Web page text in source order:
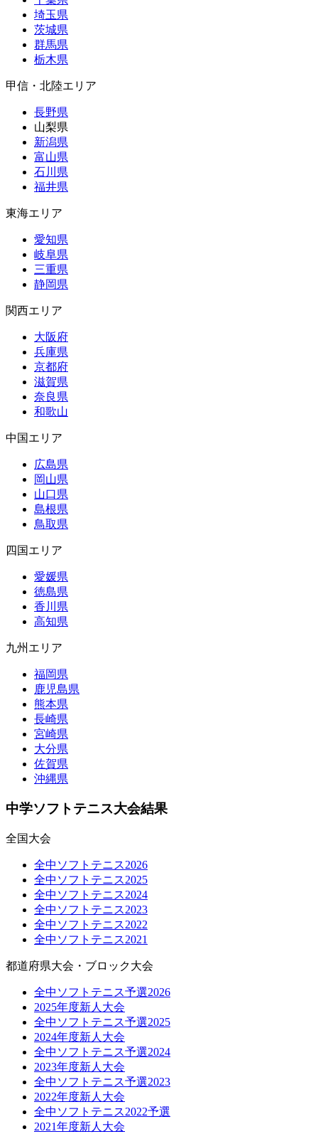
埼玉県
茨城県
群馬県
栃木県
甲信・北陸エリア
長野県
山梨県
新潟県
富山県
石川県
福井県
東海エリア
愛知県
岐阜県
三重県
静岡県
関西エリア
大阪府
兵庫県
京都府
滋賀県
奈良県
和歌山
中国エリア
広島県
岡山県
山口県
島根県
鳥取県
四国エリア
愛媛県
徳島県
香川県
高知県
九州エリア
福岡県
鹿児島県
熊本県
長崎県
宮崎県
大分県
佐賀県
沖縄県
中学ソフトテニス大会結果
全国大会
全中ソフトテニス2026
全中ソフトテニス2025
全中ソフトテニス2024
全中ソフトテニス2023
全中ソフトテニス2022
全中ソフトテニス2021
都道府県大会・ブロック大会
全中ソフトテニス予選2026
2025年度新人大会
全中ソフトテニス予選2025
2024年度新人大会
全中ソフトテニス予選2024
2023年度新人大会
全中ソフトテニス予選2023
2022年度新人大会
全中ソフトテニス2022予選
2021年度新人大会